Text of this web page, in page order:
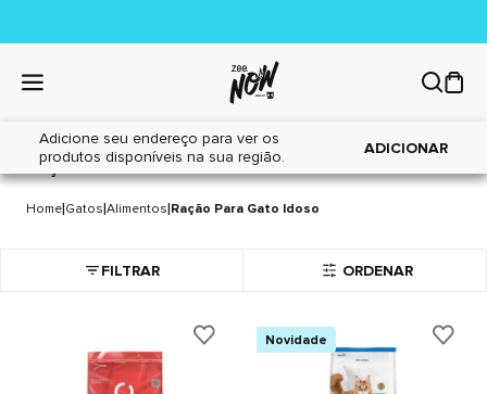
Adicione seu endereço para ver os
produtos disponíveis na sua região.
ADICIONAR
RAÇÃO PARA GATO IDOSO
Home|Gatos|Alimentos|Ração Para Gato Idoso
FILTRAR ORDENAR
Novidade